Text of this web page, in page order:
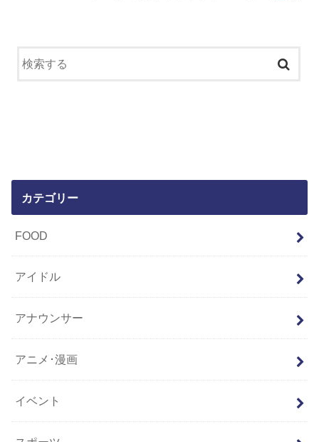
カテゴリー
FOOD
アイドル
アナウンサー
アニメ･漫画
イベント